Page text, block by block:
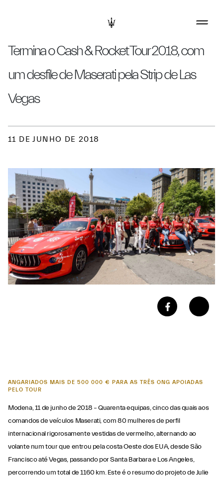
Termina o Cash & Rocket Tour 2018, com
um desfile de Maserati pela Strip de Las
Vegas
11 DE JUNHO DE 2018
ANGARIADOS MAIS DE 500 000 € PARA AS TRÊS ONG APOIADAS
PELO TOUR
Modena, 11 de junho de 2018 – Quarenta equipas, cinco das quais aos
comandos de veículos Maserati, com 80 mulheres de perfil
internacional rigorosamente vestidas de vermelho, alternando ao
volante num tour que entrou pela costa Oeste dos EUA, desde São
Francisco até Vegas, passando por Santa Barbara e Los Angeles,
percorrendo um total de 1160 km. Este é o resumo do projeto de Julie